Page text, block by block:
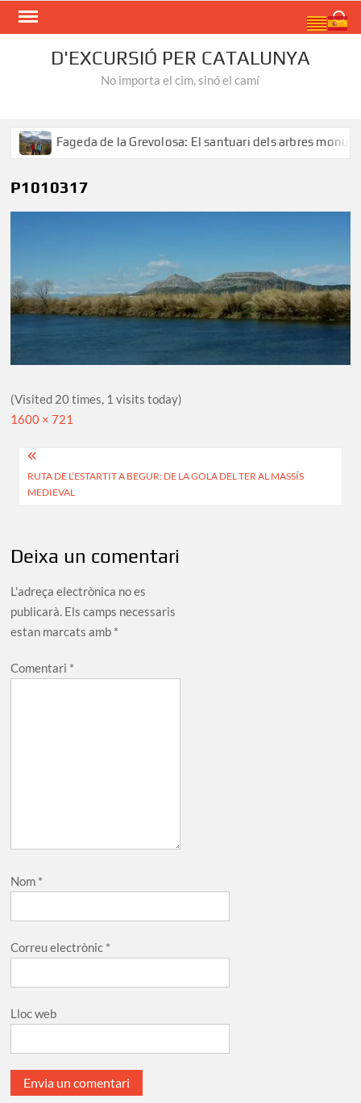
Skip
D'EXCURSIÓ PER CATALUNYA
No importa el cim, sinó el camí
Fageda de la Grevolosa: El santuari dels arbres
P1010317
(Visited 20 times, 1 visits today)
Full
1600 × 721
Navegació
d'entrades
RUTA DE L’ESTARTIT A BEGUR: DE LA GOLA DEL TER AL MASSÍS
MEDIEVAL
Deixa un comentari
L'adreça electrònica no es
publicarà. Els camps necessaris
estan marcats amb *
Comentari *
Nom *
Correu electrònic *
Lloc web